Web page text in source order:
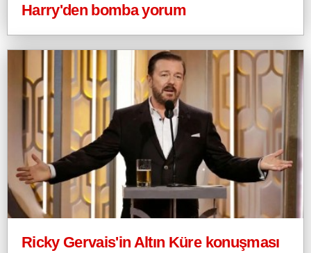
Harry'den bomba yorum
Ricky Gervais'in Altın Küre konuşması